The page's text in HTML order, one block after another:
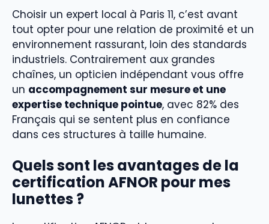
Choisir un expert local à Paris 11, c’est avant
tout opter pour une relation de proximité et un
environnement rassurant, loin des standards
industriels. Contrairement aux grandes
chaînes, un opticien indépendant vous offre
un accompagnement sur mesure et une
expertise technique pointue, avec 82% des
Français qui se sentent plus en confiance
dans ces structures à taille humaine.
Quels sont les avantages de la
certification AFNOR pour mes
lunettes ?